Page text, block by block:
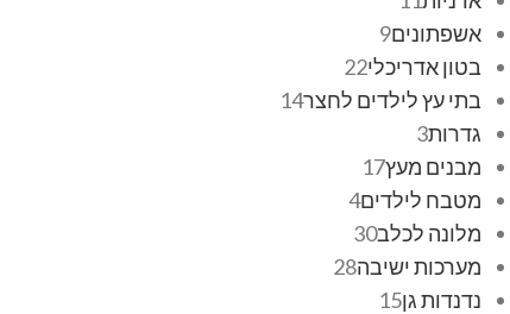
אשפתונים9
בטון אדריכלי22
בתי עץ לילדים לחצר14
גדרות3
מבנים מעץ17
מטבח לילדים4
מלונה לכלב30
מערכות ישיבה28
נדנדות גן15